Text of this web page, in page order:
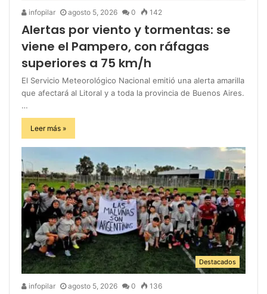
infopilar agosto 5, 2026 0 142
Alertas por viento y tormentas: se
viene el Pampero, con ráfagas
superiores a 75 km/h
El Servicio Meteorológico Nacional emitió una alerta amarilla
que afectará al Litoral y a toda la provincia de Buenos Aires.
…
Leer más »
Destacados
infopilar agosto 5, 2026 0 136